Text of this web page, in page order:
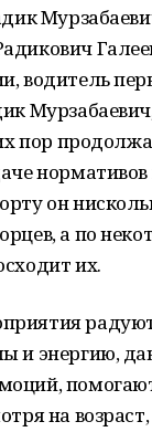
водитель
пор
он
а по
их.
радуют
и энергию,
на